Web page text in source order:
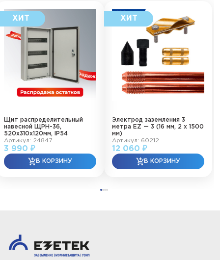
Щит распределительный
навесной ЩРН-36,
520х310х120мм, IP54
Артикул: 24847
3 990 ₽
Электрод заземления 3
метра EZ — 3 (16 мм, 2 х 1500
мм)
Артикул: 60212
12 060 ₽